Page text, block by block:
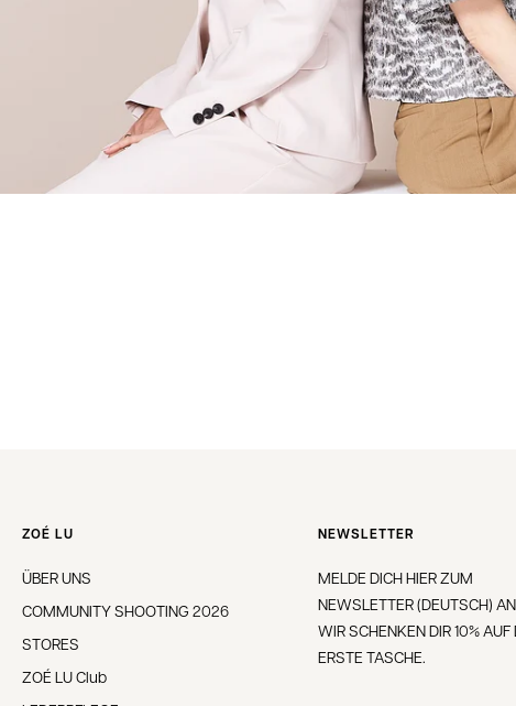
ZOÉ LU
ÜBER UNS
COMMUNITY SHOOTING 2026
STORES
ZOÉ LU Club
NEWSLETTER
MELDE DICH HIER ZUM
NEWSLETTER (DEUTSCH)
WIR SCHENKEN DIR 10% AUF
ERSTE TASCHE.